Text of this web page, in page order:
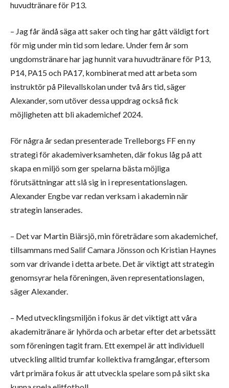
huvudtränare för P13.
– Jag får ändå säga att saker och ting har gått väldigt fort
för mig under min tid som ledare. Under fem år som
ungdomstränare har jag hunnit vara huvudtränare för P13,
P14, PA15 och PA17, kombinerat med att arbeta som
instruktör på Pilevallskolan under två års tid, säger
Alexander, som utöver dessa uppdrag också fick
möjligheten att bli akademichef 2024.
För några år sedan presenterade Trelleborgs FF en ny
strategi för akademiverksamheten, där fokus låg på att
skapa en miljö som ger spelarna bästa möjliga
förutsättningar att slå sig in i representationslagen.
Alexander Engbe var redan verksam i akademin när
strategin lanserades.
– Det var Martin Biärsjö, min företrädare som akademichef,
tillsammans med Salif Camara Jönsson och Kristian Haynes
som var drivande i detta arbete. Det är viktigt att strategin
genomsyrar hela föreningen, även representationslagen,
säger Alexander.
– Med utvecklingsmiljön i fokus är det viktigt att våra
akademitränare är lyhörda och arbetar efter det arbetssätt
som föreningen tagit fram. Ett exempel är att individuell
utveckling alltid trumfar kollektiva framgångar, eftersom
vårt primära fokus är att utveckla spelare som på sikt ska